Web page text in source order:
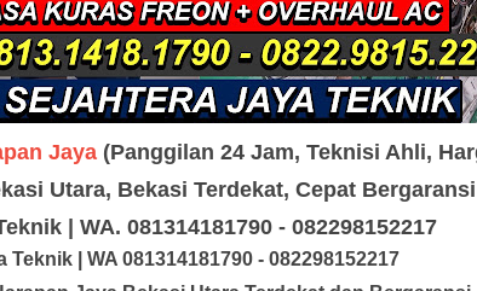
Jaya (Panggilan 24 Jam, Teknisi Ahli,
Utara, Bekasi Terdekat, Cepat Bergaransi
| WA. 081314181790 - 082298152217
Teknik | WA 081314181790 - 082298152217